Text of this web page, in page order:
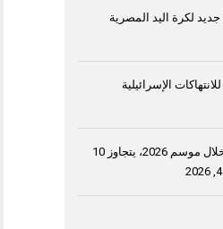
لكرة اليد المصرية
الإسرائيلية
إنتاج القمح في مصر خلال موسم 2026، يتجاوز 10